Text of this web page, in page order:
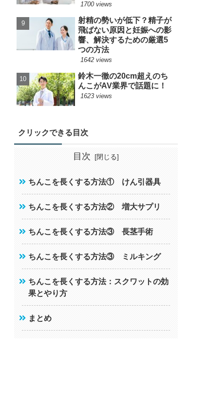
1700 views
射精の勢いが低下？精子が
飛ばない原因と妊娠への影
響、解決するための厳選5
つの方法
1642 views
鈴木一徹の20cm超えのち
んこがAV業界で話題に！
1623 views
クリックできる目次
目次
ちんこを長くする方法① けん引器具
ちんこを長くする方法② 増大サプリ
ちんこを長くする方法③ 長茎手術
ちんこを長くする方法③ ミルキング
ちんこを長くする方法：スクワットの効
果とやり方
まとめ